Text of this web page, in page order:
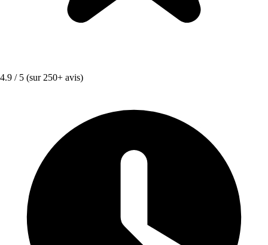
4.9 / 5 (sur 250+ avis)